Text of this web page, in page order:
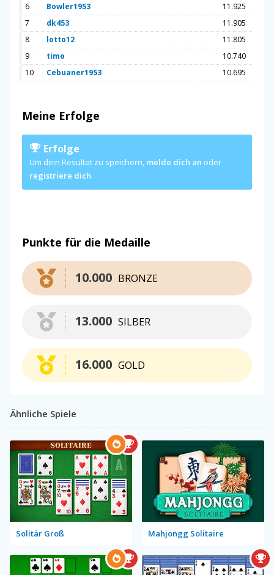
6
Bowler1953
11.925
7
dk453
11.905
8
lotto12
11.805
9
timo
10.740
10
Cebuaner1953 10.695
Meine Erfolge
Erfolge
Um dein Resultat zu speichern, melde dich an oder
registriere dich.
Punkte für die Medaille
BRONZE
10.000
SILBER
13.000
GOLD
16.000
Ähnliche Spiele
Solitär Groß Mahjongg Solitaire